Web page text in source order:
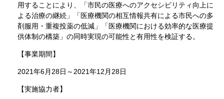
用することにより、「市民の医療へのアクセシビリティ向上に
よる治療の継続」「医療機関の相互情報共有による市民への多
剤服用・重複投薬の低減」「医療機関における効率的な医療提
供体制の構築」の同時実現の可能性と有用性を検証する。
【事業期間】
2021年6月28日～2021年12月28日
【実施協力者】